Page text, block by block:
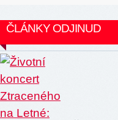
ČLÁNKY ODJINUD